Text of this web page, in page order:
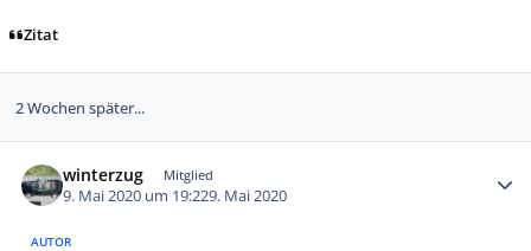
Zitat
2 Wochen später...
winterzug Mitglied
9. Mai 2020 um 19:229. Mai 2020
AUTOR